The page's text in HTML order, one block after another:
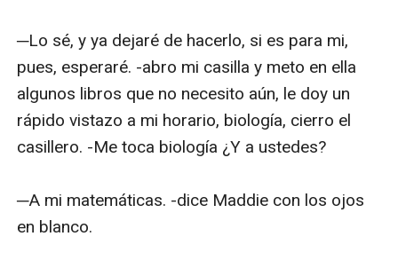
─Lo sé, y ya dejaré de hacerlo, si es para mi,
pues, esperaré. -abro mi casilla y meto en ella
algunos libros que no necesito aún, le doy un
rápido vistazo a mi horario, biología, cierro el
casillero. -Me toca biología ¿Y a ustedes?
─A mi matemáticas. -dice Maddie con los ojos
en blanco.